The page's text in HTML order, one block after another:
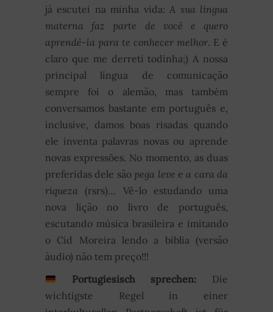
já escutei na minha vida:A sua língua
materna faz parte de você e quero
aprendê-la para te conhecer melhor. E é
claro que me derreti todinha;) A nossa
principal língua de comunicação
sempre foi o alemão, mas também
conversamos bastante em português e,
inclusive, damos boas risadas quando
ele inventa palavras novas ou aprende
novas expressões. No momento, as duas
preferidas dele sãopega leve e a cara da
riqueza (rsrs)… Vê-lo estudando uma
nova lição no livro de português,
escutando música brasileira e imitando
o Cid Moreira lendo a bíblia (versão
áudio) não tem preço!!!
Portugiesisch sprechen: Die
wichtigste Regel in einer